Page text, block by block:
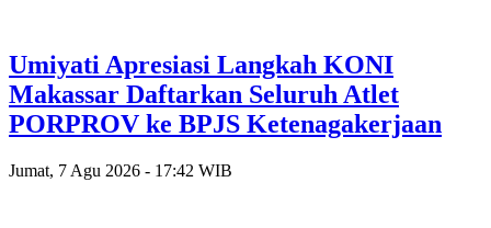
Umiyati Apresiasi Langkah KONI
Makassar Daftarkan Seluruh Atlet
PORPROV ke BPJS Ketenagakerjaan
Jumat, 7 Agu 2026 - 17:42 WIB